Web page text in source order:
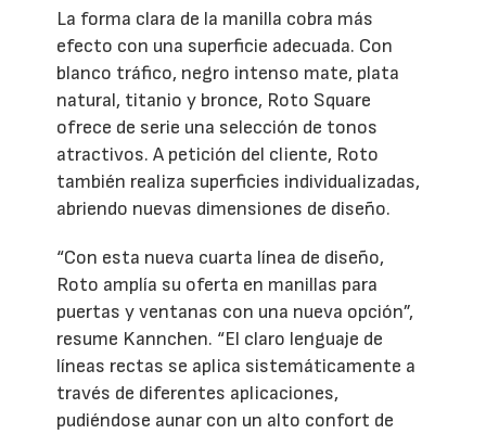
La forma clara de la manilla cobra más
efecto con una superficie adecuada. Con
blanco tráfico, negro intenso mate, plata
natural, titanio y bronce, Roto Square
ofrece de serie una selección de tonos
atractivos. A petición del cliente, Roto
también realiza superficies individualizadas,
abriendo nuevas dimensiones de diseño.
“Con esta nueva cuarta línea de diseño,
Roto amplía su oferta en manillas para
puertas y ventanas con una nueva opción”,
resume Kannchen. “El claro lenguaje de
líneas rectas se aplica sistemáticamente a
través de diferentes aplicaciones,
pudiéndose aunar con un alto confort de